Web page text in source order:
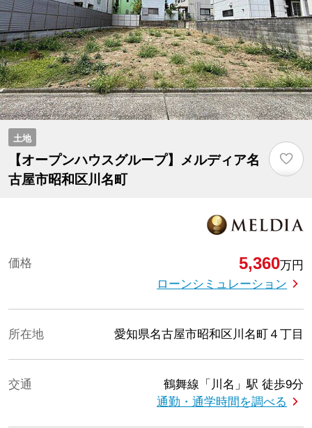
土地
【オープンハウスグループ】メルディア名
古屋市昭和区川名町
♡
価格 5,360万円
ローンシミュレーション
所在地 愛知県名古屋市昭和区川名町４丁目
交通 鶴舞線「川名」駅 徒歩9分
通勤・通学時間を調べる